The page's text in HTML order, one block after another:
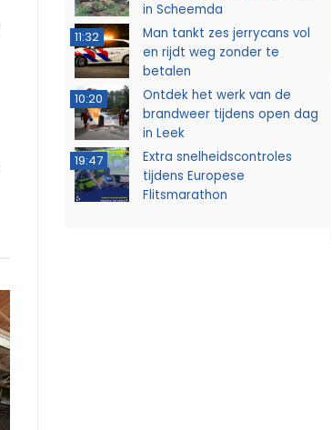
in Scheemda
11:32
Man tankt zes jerrycans vol
en rijdt weg zonder te
betalen
10:20
Ontdek het werk van de
brandweer tijdens open dag
in Leek
19:47
Extra snelheidscontroles
tijdens Europese
Flitsmarathon